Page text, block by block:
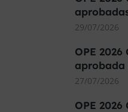
29/07/2026
OPE
aprobada
27/07/2026
OPE